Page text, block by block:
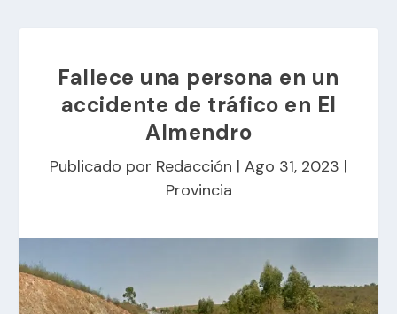
Fallece una persona en un
accidente de tráfico en El
Almendro
Publicado por Redacción | Ago 31, 2023 |
Provincia